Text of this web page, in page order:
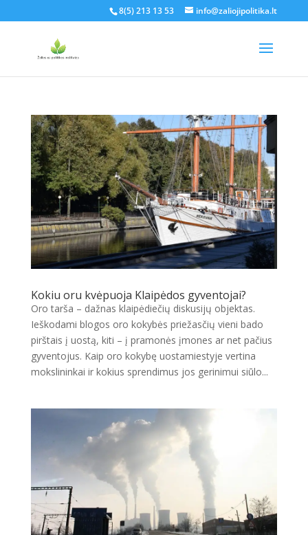
8(5) 213 13 53 info@zaliojipolitika.lt
Kokiu oru kvėpuoja Klaipėdos gyventojai?
Oro tarša – dažnas klaipėdiečių diskusijų objektas.
Ieškodami blogos oro kokybės priežasčių vieni bado
pirštais į uostą, kiti – į pramonės įmones ar net pačius
gyventojus. Kaip oro kokybę uostamiestyje vertina
mokslininkai ir kokius sprendimus jos gerinimui siūlo...